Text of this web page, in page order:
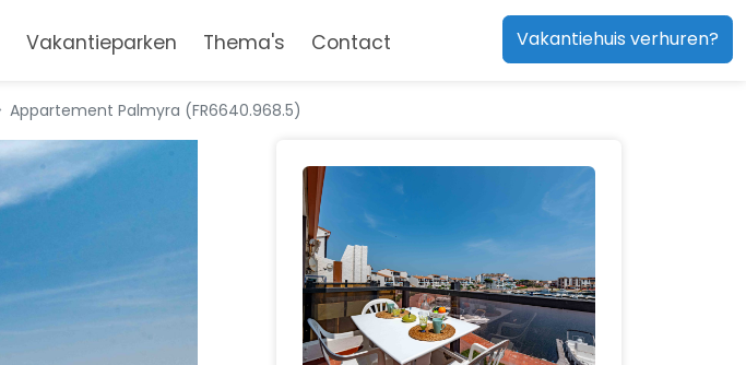
Vakantieparken Thema's Contact Vakantiehuis verhuren?
Appartement Palmyra (FR6640.968.5)